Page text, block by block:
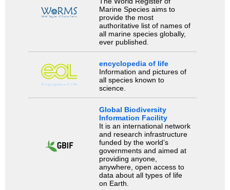
Marine Species aims to
provide the most
authoritative list of names of
all marine species globally,
ever published.
encyclopedia of life
Information and pictures of
all species known to
science.
Global Biodiversity
Information Facility
It is an international network
and research infrastructure
funded by the world’s
governments and aimed at
providing anyone,
anywhere, open access to
data about all types of life
on Earth.